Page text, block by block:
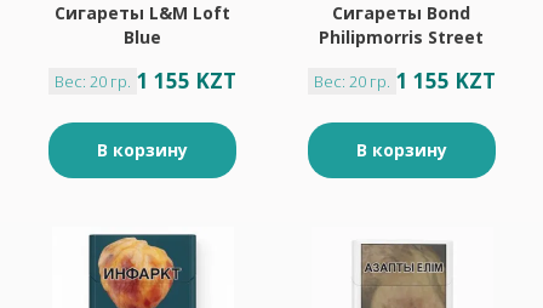
Сигареты L&M Loft
Blue
Вес: 20 гр. 1 155 KZT
В корзину
Сигареты Bond
Philipmorris Street
Вес: 20 гр. 1 155 KZT
В корзину